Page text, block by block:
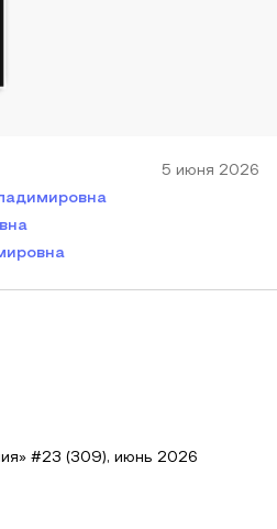
5 июня 2026
#23 (309), июнь 2026